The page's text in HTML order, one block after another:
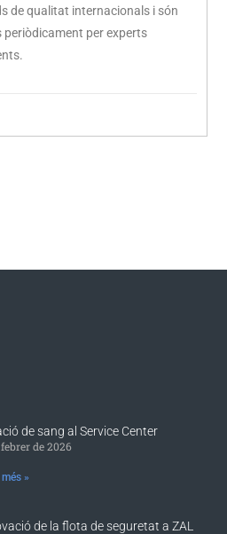
de qualitat internacionals i són
per experts
de sang al Service Center
febrer de 2026
»
de la flota de seguretat a ZAL